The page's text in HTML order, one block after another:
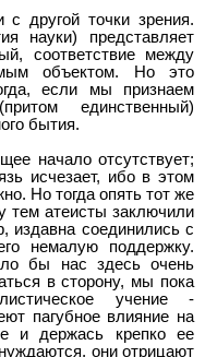
с другой точки зрения.
науки) представляет
соответствие между
объектом. Но это
если мы признаем
единственный)
бытия.
начало отсутствует;
исчезает, ибо в этом
Но тогда опять тот же
тем атеисты заключили
издавна соединились с
немалую поддержку.
бы нас здесь очень
в сторону, мы пока
учение -
пагубное влияние на
и держась крепко ее
они отрицают